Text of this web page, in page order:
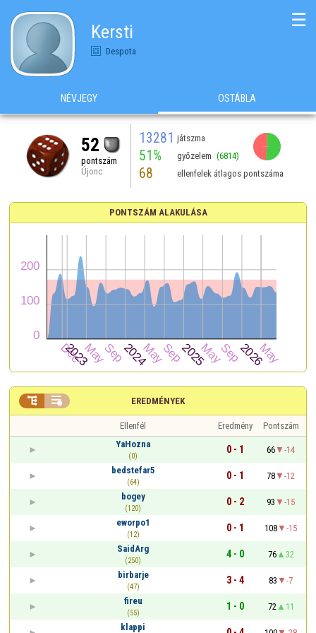
Kersti
Despota
☰
NÉVJEGY OSTÁBLA
52
pontszám
Újonc
13281 játszma
51% győzelem (6814)
68 ellenfelek átlagos pontszáma
PONTSZÁM ALAKULÁSA
EREDMÉNYEK
 
Ellenfél Eredmény
Pontszám
YaHozna
(0)
0 - 1 66
-14
bedstefar5
(64)
0 - 1 78
-12
bogey
(120)
0 - 2 93
-15
eworpo1
(12)
0 - 1 108
-15
SaidArg
(250)
4 - 0 76
32
birbarje
(47)
3 - 4 83
-7
fireu
(55)
1 - 0 72
11
klappi